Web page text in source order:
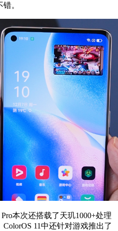
。
本次还搭载了天玑1000+处理
11中还针对游戏推出了